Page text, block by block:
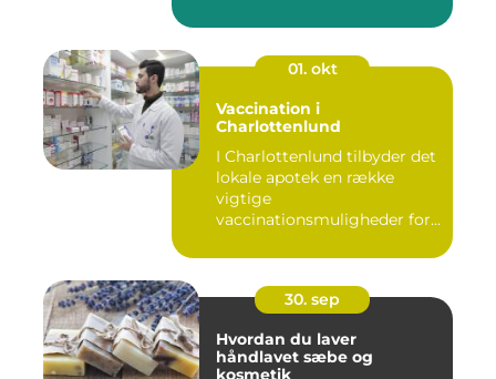
01. okt
Vaccination i
Charlottenlund
I Charlottenlund tilbyder det
lokale apotek en række
vigtige
vaccinationsmuligheder for
30. sep
Hvordan du laver
håndlavet sæbe og
kosmetik